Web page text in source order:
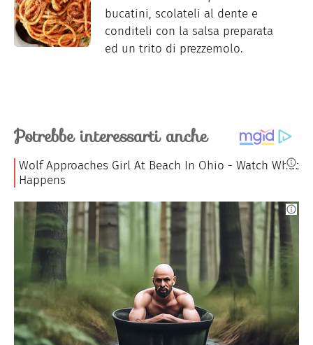
bucatini, scolateli al dente e
conditeli con la salsa preparata
ed un trito di prezzemolo.